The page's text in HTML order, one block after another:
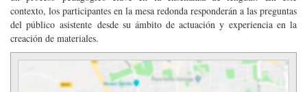
contexto, los participantes en la mesa redonda responderán a las preguntas
del público asistente desde su ámbito de actuación y experiencia en la
creación de materiales.